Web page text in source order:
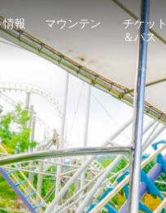
情報 マウンテン
チケット
＆パス